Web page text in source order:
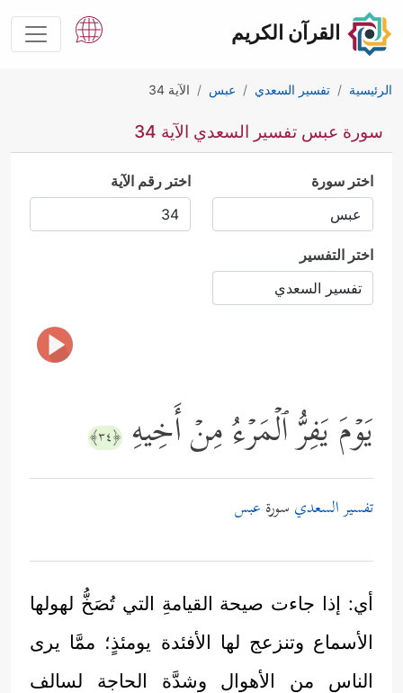
القرآن الكريم
الرئيسية تفسير السعدي عبس الآية 34
سورة عبس تفسير السعدي الآية 34
اختر سورة اختر رقم الآية
اختر التفسير
یَوۡمَ یَفِرُّ ٱلۡمَرۡءُ مِنۡ أَخِیهِ ﴿٣٤﴾
تفسير السعدي سورة عبس
أي: إذا جاءت صيحة القيامةِ التي تُصَخُّ لهولها
الأسماع وتنزعج لها الأفئدة يومئذٍ؛ ممَّا يرى
الناس من الأهوال وشدَّة الحاجة لسالف